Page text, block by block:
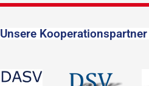
Unsere